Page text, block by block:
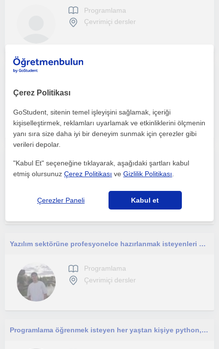
Programlama
Çevrimiçi dersler
Çevrimiçi dersler
Yazılım sektörüne profesyonelce hazırlanmak isteyenleri bekliyorum. Sadece kodlamayı değil, gerçek hayat projelerini göeceksiniz.
Programlama
Çevrimiçi dersler
Programlama öğrenmek isteyen her yaştan kişiye python, java dilleri üzerinden nesne tabanlı programlamaya kadar öğretebilirim.
Çerez Politikası
GoStudent, sitenin temel işleyişini sağlamak, içeriği
kişiselleştirmek, reklamları uyarlamak ve etkinliklerini ölçmenin
yanı sıra size daha iyi bir deneyim sunmak için çerezler gibi
verileri depolar.
"Kabul Et" seçeneğine tıklayarak, aşağıdaki şartları kabul
etmiş olursunuzÇerez Politikası veGizlilik Politikası
Çerezler Paneli Kabul et